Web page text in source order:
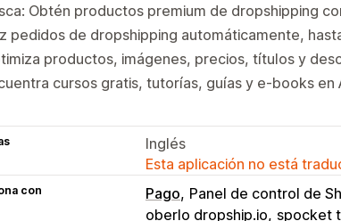
Obtén productos premium de dropshipping
pedidos de dropshipping automáticamente,
productos, imágenes, precios, títulos y
cursos gratis, tutorías, guías y e-books en
Inglés
Esta aplicación no está
con Pago Panel de control de
oberlo dropship.io spocket